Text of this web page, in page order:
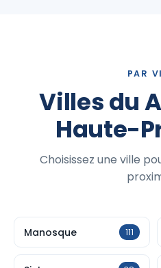
PAR
Villes du
Haute-
Choisissez une ville
Manosque 111